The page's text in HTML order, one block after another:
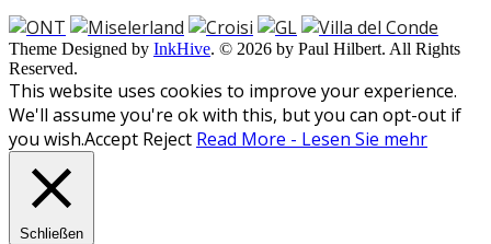
Theme Designed by InkHive. © 2026 by Paul Hilbert. All Rights
Reserved.
This website uses cookies to improve your experience.
We'll assume you're ok with this, but you can opt-out if
you wish.Accept Reject Read More - Lesen Sie mehr
Schließen